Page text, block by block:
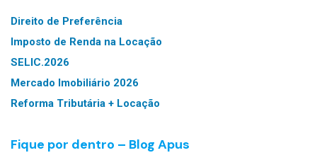
Direito de Preferência
Imposto de Renda na Locação
SELIC.2026
Mercado Imobiliário 2026
Reforma Tributária + Locação
Fique por dentro – Blog Apus